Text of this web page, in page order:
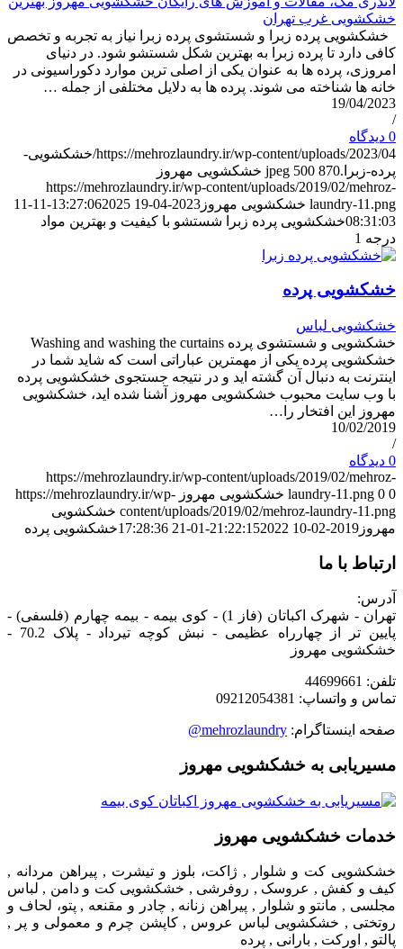
خشکشویی غرب تهران
خشکشویی پرده زبرا و شستشوی پرده زبرا نیاز به تجربه و تخصص
کافی دارد تا پرده زبرا به بهترین شکل شستشو شود. در دنیای
امروزی، پرده ها به عنوان یکی از اصلی ترین موارد دکوراسیونی در
خانه ها شناخته می شوند. پرده ها به دلایل مختلفی از جمله …
19/04/2023
/
0 دیدگاه
https://mehrozlaundry.ir/wp-content/uploads/2023/04/خشکشویی-
پرده-زبرا.jpeg
500 870
خشکشویی مهروز
https://mehrozlaundry.ir/wp-content/uploads/2019/02/mehroz-
laundry-11.png خشکشویی مهروز 2023-04-19 13:27:06
2025-11-11
08:31:03خشکشویی پرده زبرا شستشو با کیفیت و بهترین مواد
درجه 1
خشکشویی پرده
خشکشویی لباس
خشکشویی و شستشوی پرده Washing and washing the curtains
خشکشویی پرده یکی از مهمترین عباراتی است که شاید شما در
اینترنت به دنبال آن گشته اید و در نتیجه جستجوی خشکشویی پرده
با وب سایت محبوب خشکشویی مهروز آشنا شده اید، خشکشویی
مهروز این افتخار را…
10/02/2019
/
0 دیدگاه
https://mehrozlaundry.ir/wp-content/uploads/2019/02/mehroz-
laundry-11.png 0 0 خشکشویی مهروز https://mehrozlaundry.ir/wp-
content/uploads/2019/02/mehroz-laundry-11.png خشکشویی
مهروز 2019-02-10 21:22:15
2022-01-21 17:28:36 خشکشویی پرده
ارتباط با ما
آدرس:
تهران - شهرک اکباتان (فاز 1) - کوی بیمه - بیمه چهارم (فلسفی) -
پایین تر از چهارراه عظیمی - نبش کوچه تیرداد - پلاک 70.2 -
خشکشویی مهروز
تلفن: 44699661
تماس و واتساپ: 09212054381
صفحه اینستاگرام: mehrozlaundry@
مسیریابی به خشکشویی مهروز
خدمات خشکشویی مهروز
خشکشویی کت و شلوار , ژاکت، بلوز و تیشرت , پیراهن مردانه ,
کیف و کفش , عروسک , روفرشی , خشکشویی کت و دامن , لباس
مجلسی , مانتو و شلوار , پیراهن زنانه , چادر و مقنعه , پتو، لحاف و
روتختی , خشکشویی لباس عروس , کاپشن چرم و معمولی و پر ,
پالتو , اورکت , بارانی , پرده